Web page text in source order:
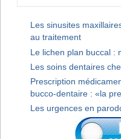
Les sinusites
au traitement
Le lichen plan buccal :
Les soins dentaires
Prescription
bucco-dentaire : «la
Les urgences en